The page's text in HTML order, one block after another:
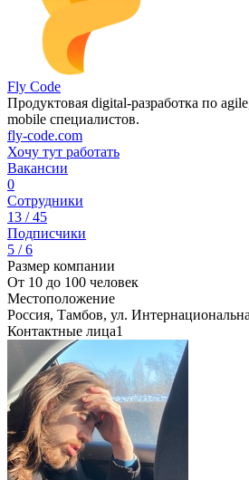
Fly Code
Продуктовая digital-разработка по
mobile специалистов.
fly-code.com
Хочу тут работать
Вакансии
0
Сотрудники
13 / 45
Подписчики
5 / 6
Размер компании
От 10 до 100 человек
Местоположение
Россия, Тамбов, ул.
Контактные лица1